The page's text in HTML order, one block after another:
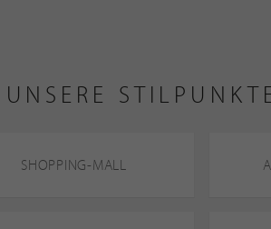
UNSERE
SHOPPING-MALL